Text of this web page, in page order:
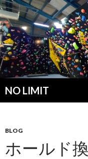
NO LIMIT
索
ン
へ
BLOG
ホールド